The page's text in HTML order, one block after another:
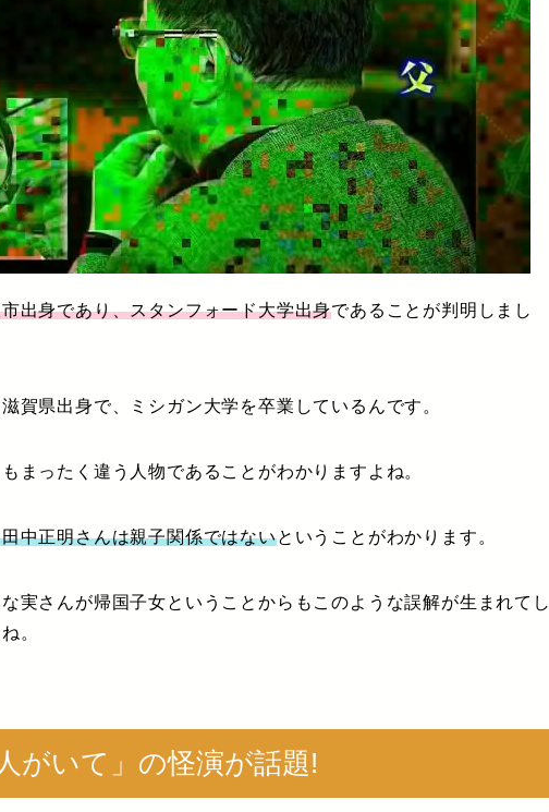
出身であり、スタンフォード大学出身であることが判明しまし
賀県出身で、ミシガン大学を卒業しているんです。
まったく違う人物であることがわかりますよね。
中正明さんは親子関係ではないということがわかります。
実さんが帰国子女ということからもこのような誤解が生まれてし
。
がいて」の怪演が話題!